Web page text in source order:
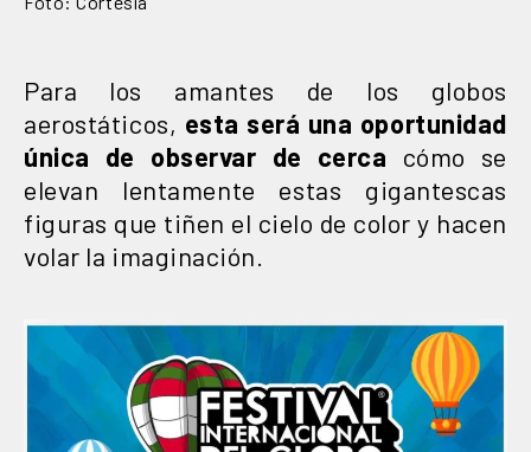
Para los amantes de los globos
aerostáticos, esta será una oportunidad
única de observar de cerca cómo se
elevan lentamente estas gigantescas
figuras que tiñen el cielo de color y hacen
volar la imaginación.